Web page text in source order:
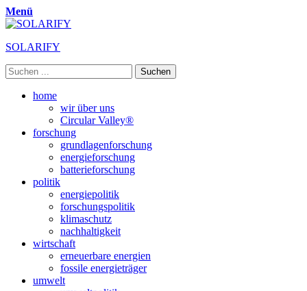
Menü
SOLARIFY
Suchen
nach:
Primäres
Zum
home
wir über uns
Circular Valley®
forschung
grundlagenforschung
energieforschung
batterieforschung
politik
energiepolitik
forschungspolitik
klimaschutz
nachhaltigkeit
wirtschaft
erneuerbare energien
fossile energieträger
umwelt